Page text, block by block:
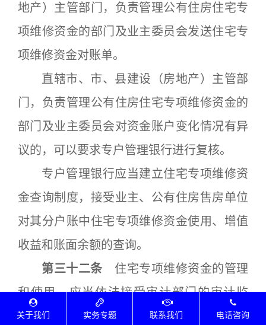
地产）主管部门，负责管理公有住房住宅专
项维修资金的部门及业主委员会发送住宅专
项维修资金对账单。
直辖市、市、县建设（房地产）主管部
门，负责管理公有住房住宅专项维修资金的
部门及业主委员会对资金账户变化情况有异
议的，可以要求专户管理银行进行复核。
专户管理银行应当建立住宅专项维修资
金查询制度，接受业主、公有住房售房单位
对其分户账中住宅专项维修资金使用、增值
收益和账面余额的查询。
第三十二条 住宅专项维修资金的管理
和使用，应当依法接受审计部门的审计监
督。
关于我们 实务专题 联系我们 电话咨询